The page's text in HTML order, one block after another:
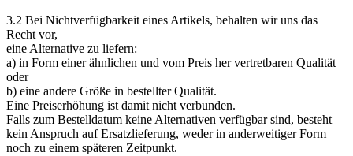
3.2 Bei Nichtverfügbarkeit eines Artikels, behalten wir uns das
Recht vor,
eine Alternative zu liefern:
a) in Form einer ähnlichen und vom Preis her vertretbaren Qualität
oder
b) eine andere Größe in bestellter Qualität.
Eine Preiserhöhung ist damit nicht verbunden.
Falls zum Bestelldatum keine Alternativen verfügbar sind, besteht
kein Anspruch auf Ersatzlieferung, weder in anderweitiger Form
noch zu einem späteren Zeitpunkt.